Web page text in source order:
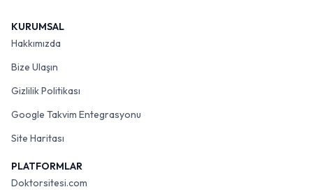
KURUMSAL
Hakkımızda
Bize Ulaşın
Gizlilik Politikası
Google Takvim Entegrasyonu
Site Haritası
PLATFORMLAR
Doktorsitesi.com